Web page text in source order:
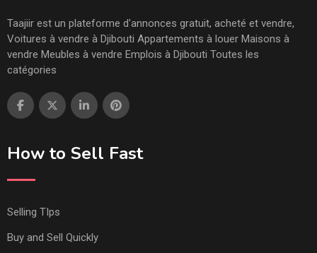
Taajiir est un plateforme d'annonces gratuit, acheté et vendre,
Voitures à vendre à Djibouti Appartements à louer Maisons à
vendre Meubles à vendre Emplois à Djibouti Toutes les
catégories
How to Sell Fast
Selling TIps
Buy and Sell Quickly